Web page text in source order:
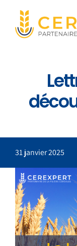
contenu
Contact
31 janvier 2025